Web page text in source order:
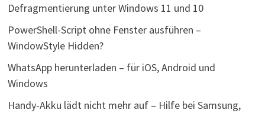
Defragmentierung unter Windows 11 und 10
PowerShell-Script ohne Fenster ausführen –
WindowStyle Hidden?
WhatsApp herunterladen – für iOS, Android und
Windows
Handy-Akku lädt nicht mehr auf – Hilfe bei Samsung,